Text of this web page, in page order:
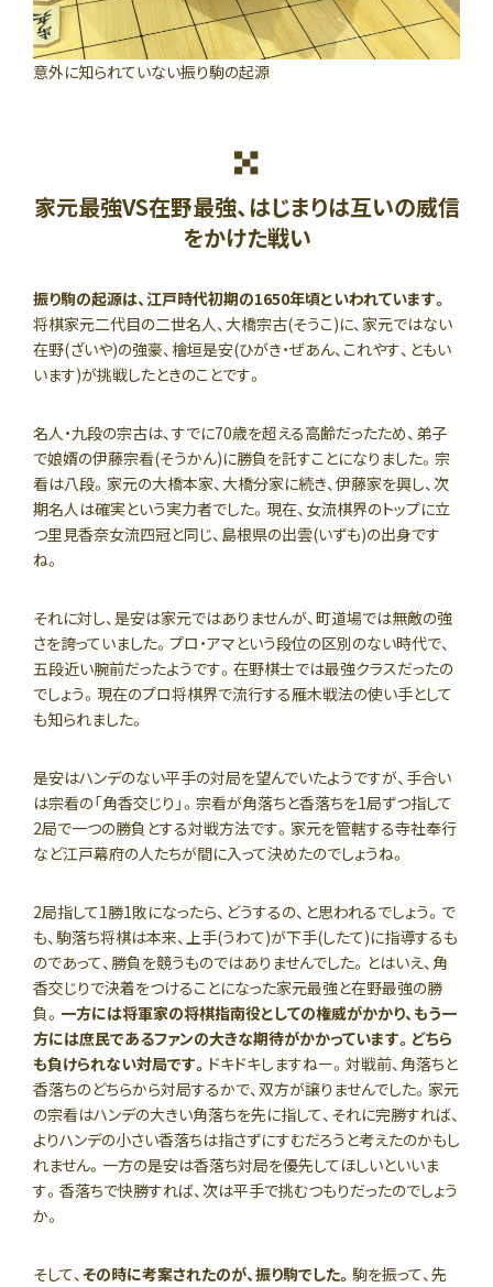
意外に知られていない振り駒の起源
家元最強VS在野最強、はじまりは互いの威信
をかけた戦い
振り駒の起源は、江戸時代初期の1650年頃といわれています。
将棋家元二代目の二世名人、大橋宗古(そうこ)に、家元ではない
在野(ざいや)の強豪、檜垣是安(ひがき・ぜあん、これやす、ともい
います)が挑戦したときのことです。
名人・九段の宗古は、すでに70歳を超える高齢だったため、弟子
で娘婿の伊藤宗看(そうかん)に勝負を託すことになりました。宗
看は八段。家元の大橋本家、大橋分家に続き、伊藤家を興し、次
期名人は確実という実力者でした。現在、女流棋界のトップに立
つ里見香奈女流四冠と同じ、島根県の出雲(いずも)の出身です
ね。
それに対し、是安は家元ではありませんが、町道場では無敵の強
さを誇っていました。プロ・アマという段位の区別のない時代で、
五段近い腕前だったようです。在野棋士では最強クラスだったの
でしょう。現在のプロ将棋界で流行する雁木戦法の使い手として
も知られました。
是安はハンデのない平手の対局を望んでいたようですが、手合い
は宗看の「角香交じり」。宗看が角落ちと香落ちを1局ずつ指して
2局で一つの勝負とする対戦方法です。家元を管轄する寺社奉行
など江戸幕府の人たちが間に入って決めたのでしょうね。
2局指して1勝1敗になったら、どうするの、と思われるでしょう。で
も、駒落ち将棋は本来、上手(うわて)が下手(したて)に指導するも
のであって、勝負を競うものではありませんでした。とはいえ、角
香交じりで決着をつけることになった家元最強と在野最強の勝
負。 一方には将軍家の将棋指南役としての権威がかかり、もう一
方には庶民であるファンの大きな期待がかかっています。どちら
も負けられない対局です。 ドキドキしますねー。対戦前、角落ちと
香落ちのどちらから対局するかで、双方が譲りませんでした。家元
の宗看はハンデの大きい角落ちを先に指して、それに完勝すれば、
よりハンデの小さい香落ちは指さずにすむだろうと考えたのかもし
れません。一方の是安は香落ち対局を優先してほしいといいま
す。香落ちで快勝すれば、次は平手で挑むつもりだったのでしょう
か。
そして、その時に考案されたのが、振り駒でした。 駒を振って、先